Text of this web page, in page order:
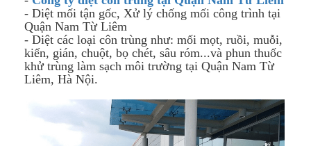
- Diệt mối tận gốc, Xử lý chống mối công trình tại
Quận Nam Từ Liêm
- Diệt các loại côn trùng như: mối mọt, ruồi, muỗi,
kiến, gián, chuột, bọ chét, sâu róm...và phun thuốc
khử trùng làm sạch môi trường tại Quận Nam Từ
Liêm, Hà Nội.